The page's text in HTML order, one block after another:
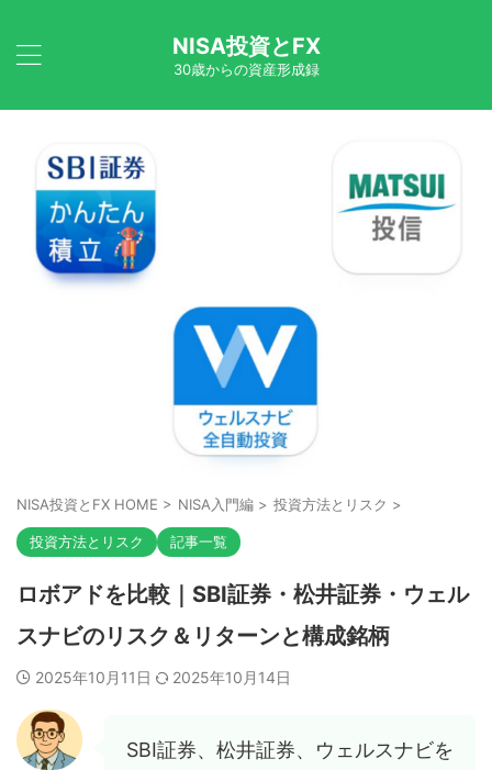
NISA投資とFX
30歳からの資産形成録
NISA投資とFX HOME > NISA入門編 > 投資方法とリスク >
投資方法とリスク 記事一覧
ロボアドを比較｜SBI証券・松井証券・ウェル
スナビのリスク＆リターンと構成銘柄
2025年10月11日 2025年10月14日
SBI証券、松井証券、ウェルスナビを